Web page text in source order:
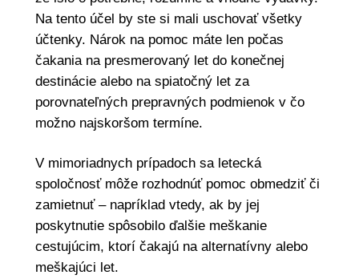
Na tento účel by ste si mali uschovať všetky
účtenky. Nárok na pomoc máte len počas
čakania na presmerovaný let do konečnej
destinácie alebo na spiatočný let za
porovnateľných prepravných podmienok v čo
možno najskoršom termíne.
V mimoriadnych prípadoch sa letecká
spoločnosť môže rozhodnúť pomoc obmedziť či
zamietnuť – napríklad vtedy, ak by jej
poskytnutie spôsobilo ďalšie meškanie
cestujúcim, ktorí čakajú na alternatívny alebo
meškajúci let.